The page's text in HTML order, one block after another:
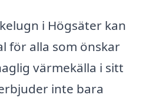
i Högsäter kan
för alla som önskar
värmekälla i sitt
inte bara